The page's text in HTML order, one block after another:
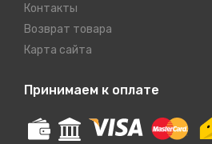
Контакты
Возврат товара
Карта сайта
Принимаем к оплате